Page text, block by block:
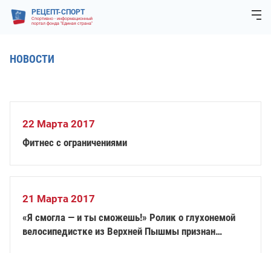
РЕЦЕПТ-СПОРТ
Спортивно - информационный
портал фонда "Единая страна"
НОВОСТИ
22 Марта 2017
Фитнес с ограничениями
21 Марта 2017
«Я смогла — и ты сможешь!» Ролик о глухонемой
велосипедистке из Верхней Пышмы признан